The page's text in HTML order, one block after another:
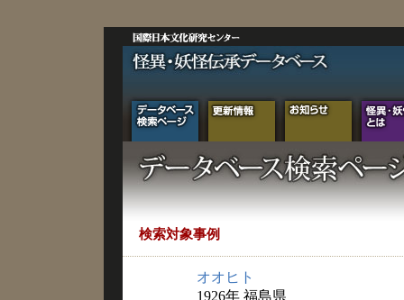
検索対象事例
オオヒト
1926年 福島県